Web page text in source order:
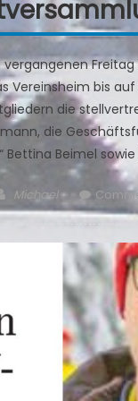
Freitag
Vereinsheim bis
die
die
Bettina Beimel
Author
Michael